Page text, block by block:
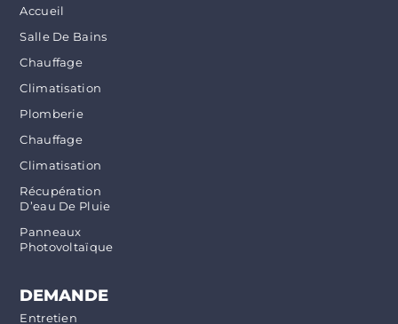
Accueil
Salle De Bains
Chauffage
Climatisation
Plomberie
Chauffage
Climatisation
Récupération
D’eau De Pluie
Panneaux
Photovoltaïque
DEMANDE
Entretien